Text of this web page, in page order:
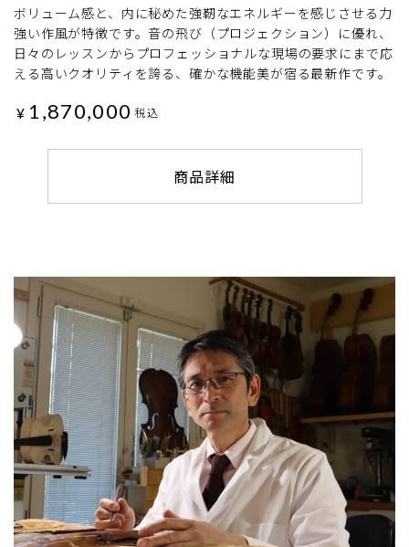
ボリューム感と、内に秘めた強靭なエネルギーを感じさせる力
強い作風が特徴です。音の飛び（プロジェクション）に優れ、
日々のレッスンからプロフェッショナルな現場の要求にまで応
える高いクオリティを誇る、確かな機能美が宿る最新作です。
¥ 1,870,000 税込
商品詳細